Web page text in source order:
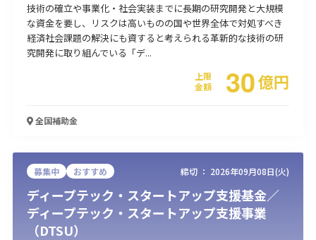
受付中のみ
技術の確立や事業化・社会実装までに長期の研究開発と大規模
な資金を要し、リスクは高いものの国や世界全体で対処すべき
経済社会課題の解決にも資すると考えられる革新的な技術の研
究開発に取り組んでいる「デ...
上限
金額
30億円
全国補助金
募集中 おすすめ 締切 ： 2026年09月08日(火)
ディープテック・スタートアップ支援基金／
ディープテック・スタートアップ支援事業
（DTSU）